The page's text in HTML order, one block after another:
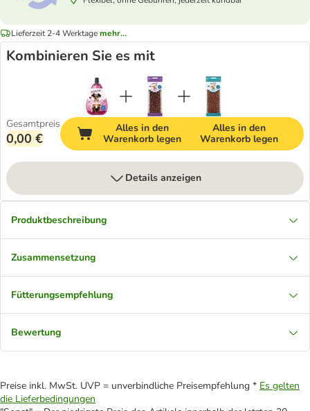
Lieferzeit 2-4 Werktagemehr...
Kombinieren Sie es mit
Gesamtpreis
0,00 €
Alles in den
Warenkorb legen
Alles in den
Warenkorb legen
Details anzeigen
Produktbeschreibung
Zusammensetzung
Fütterungsempfehlung
Bewertung
Preise inkl. MwSt. UVP = unverbindliche Preisempfehlung * Es gelten
die Lieferbedingungen